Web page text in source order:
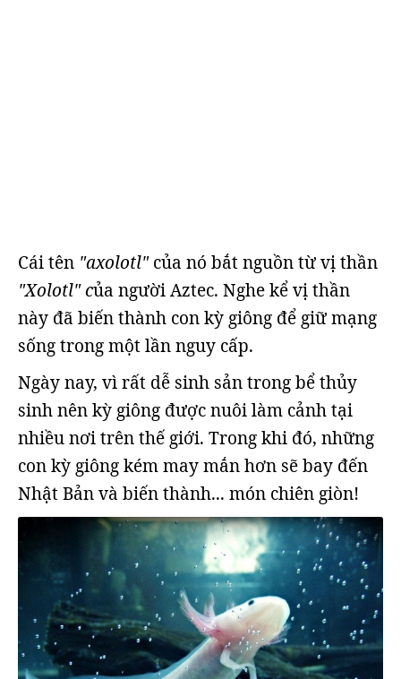
Cái tên "axolotl"của nó bắt nguồn từ vị thần
"Xolotl" của người Aztec. Nghe kể vị thần
này đã biến thành con kỳ giông để giữ mạng
sống trong một lần nguy cấp.
Ngày nay, vì rất dễ sinh sản trong bể thủy
sinh nên kỳ giông được nuôi làm cảnh tại
nhiều nơi trên thế giới. Trong khi đó, những
con kỳ giông kém may mắn hơn sẽ bay đến
Nhật Bản và biến thành... món chiên giòn!